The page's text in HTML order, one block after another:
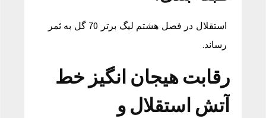
استقلال در فصل هشتم لیگ برتر 70 گل به ثمر
رساند.
رقابت هیجان انگیز خط
آتش استقلال و